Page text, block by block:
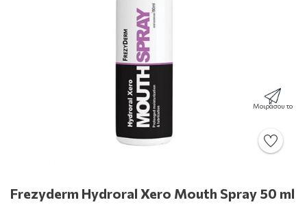
Μοιράσου το
Frezyderm Hydroral Xero Mouth Spray 50 ml